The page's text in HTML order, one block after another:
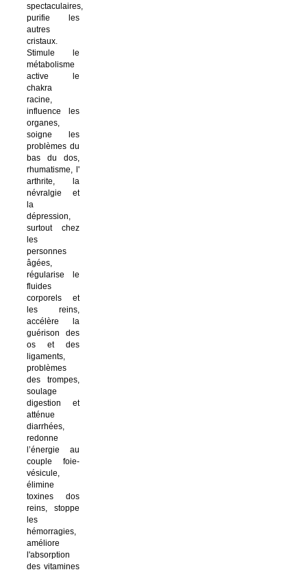
spectaculaires,
purifie les
autres
cristaux.
Stimule le
métabolisme
active le
chakra
racine,
influence les
organes,
soigne les
problèmes du
bas du dos,
rhumatisme, l'
arthrite, la
névralgie et
la
dépression,
surtout chez
les
personnes
âgées,
régularise le
fluides
corporels et
les reins,
accélère la
guérison des
os et des
ligaments,
problèmes
des trompes,
soulage
digestion et
atténue
diarrhées,
redonne
l’énergie au
couple foie-
vésicule,
élimine
toxines dos
reins, stoppe
les
hémorragies,
améliore
l'absorption
des vitamines